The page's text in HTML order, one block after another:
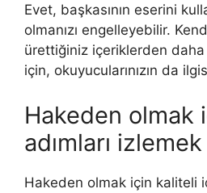
Evet, başkasının eserini
olmanızı engelleyebilir.
ürettiğiniz içeriklerden
için, okuyucularınızın da
Hakeden olmak
adımları
Hakeden olmak için kaliteli